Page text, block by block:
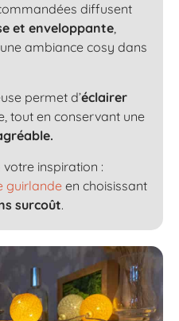
diffusent
et enveloppante,
ambiance cosy dans
permet d’éclairer
tout en conservant une
inspiration :
guirlande en choisissant
surcoût.